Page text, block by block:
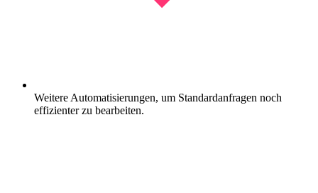
Weitere Automatisierungen, um Standardanfragen noch
effizienter zu bearbeiten.